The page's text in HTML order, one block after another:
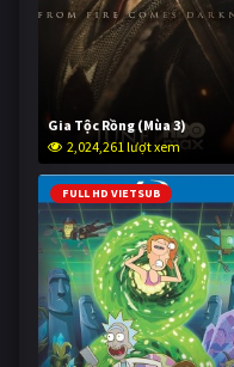
Gia Tộc Rồng (Mùa 3)
2,024,261 lượt xem
FULL HD VIETSUB